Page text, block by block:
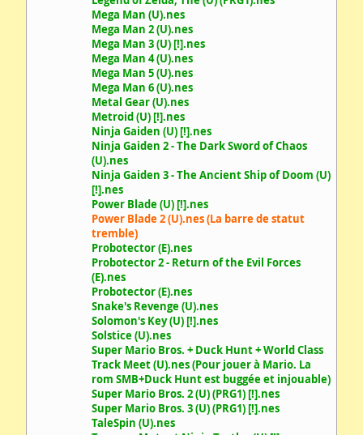
Mega Man (U).nes
Mega Man 2 (U).nes
Mega Man 3 (U) [!].nes
Mega Man 4 (U).nes
Mega Man 5 (U).nes
Mega Man 6 (U).nes
Metal Gear (U).nes
Metroid (U) [!].nes
Ninja Gaiden (U) [!].nes
Ninja Gaiden 2 - The Dark Sword of Chaos
(U).nes
Ninja Gaiden 3 - The Ancient Ship of Doom (U)
[!].nes
Power Blade (U) [!].nes
Power Blade 2 (U).nes (La barre de statut
tremble)
Probotector (E).nes
Probotector 2 - Return of the Evil Forces
(E).nes
Probotector (E).nes
Snake's Revenge (U).nes
Solomon's Key (U) [!].nes
Solstice (U).nes
Super Mario Bros. + Duck Hunt + World Class
Track Meet (U).nes (Pour jouer à Mario. La
rom SMB+Duck Hunt est buggée et injouable)
Super Mario Bros. 2 (U) (PRG1) [!].nes
Super Mario Bros. 3 (U) (PRG1) [!].nes
TaleSpin (U).nes